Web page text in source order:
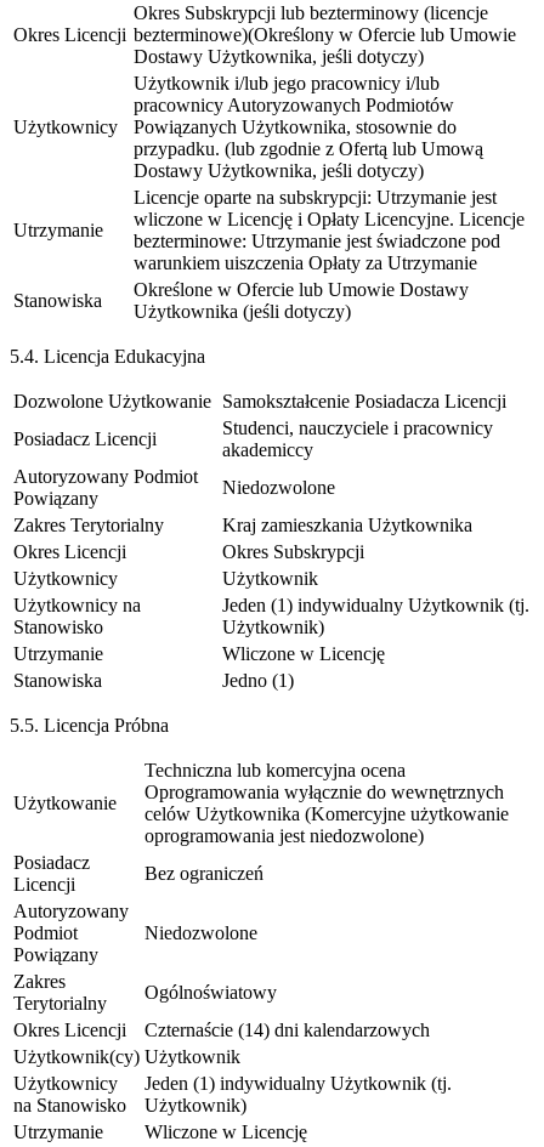
Okres Licencji
Okres Subskrypcji lub bezterminowy (licencje
bezterminowe)(Określony w Ofercie lub Umowie
Dostawy Użytkownika, jeśli dotyczy)
Użytkownicy
Użytkownik i/lub jego pracownicy i/lub
pracownicy Autoryzowanych Podmiotów
Powiązanych Użytkownika, stosownie do
przypadku. (lub zgodnie z Ofertą lub Umową
Dostawy Użytkownika, jeśli dotyczy)
Utrzymanie
Licencje oparte na subskrypcji: Utrzymanie jest
wliczone w Licencję i Opłaty Licencyjne. Licencje
bezterminowe: Utrzymanie jest świadczone pod
warunkiem uiszczenia Opłaty za Utrzymanie
Stanowiska
Określone w Ofercie lub Umowie Dostawy
Użytkownika (jeśli dotyczy)
5.4. Licencja Edukacyjna
Dozwolone Użytkowanie Samokształcenie Posiadacza Licencji
Posiadacz Licencji
Studenci, nauczyciele i pracownicy
akademiccy
Autoryzowany Podmiot
Powiązany
Niedozwolone
Zakres Terytorialny
Kraj zamieszkania Użytkownika
Okres Licencji
Okres Subskrypcji
Użytkownicy
Użytkownik
Użytkownicy na
Stanowisko
Jeden (1) indywidualny Użytkownik (tj.
Użytkownik)
Utrzymanie
Wliczone w Licencję
Stanowiska
Jedno (1)
5.5. Licencja Próbna
Użytkowanie
Techniczna lub komercyjna ocena
Oprogramowania wyłącznie do wewnętrznych
celów Użytkownika (Komercyjne użytkowanie
oprogramowania jest niedozwolone)
Posiadacz
Licencji
Bez ograniczeń
Autoryzowany
Podmiot
Powiązany
Niedozwolone
Zakres
Terytorialny
Ogólnoświatowy
Okres Licencji
Czternaście (14) dni kalendarzowych
Użytkownik(cy) Użytkownik
Użytkownicy
na Stanowisko
Jeden (1) indywidualny Użytkownik (tj.
Użytkownik)
Utrzymanie
Wliczone w Licencję